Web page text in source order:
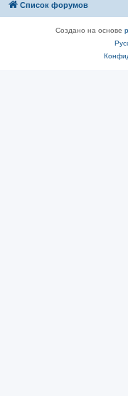
Список форумов
Создано на основе